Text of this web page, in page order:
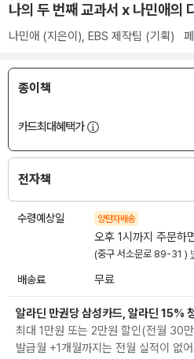
나의 두 번째 교과서 x 나민애의
나민애 (지은이), EBS 제작팀 (기획)
종이책
카드최대혜택가
전자책
수령예상일 양탄자배송
오후 1시까지 주문하
(중구 서소문로 89-31 )
배송료 무료
알라딘 만권당 삼성카드, 알라딘 15%
최대 1만원 또는 2만원 할인(전월 30
발급월 +1개월까지는 전월 실적이 없